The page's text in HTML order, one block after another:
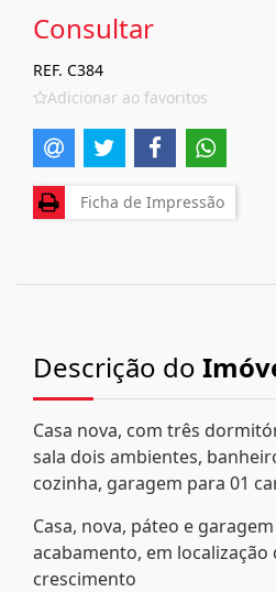
Consultar
REF. C384
Adicionar ao favoritos
Ficha de Impressão
Descrição do
Casa nova, com três
sala dois ambientes,
cozinha, garagem para 01
Casa, nova, páteo e
acabamento, em localização
crescimento